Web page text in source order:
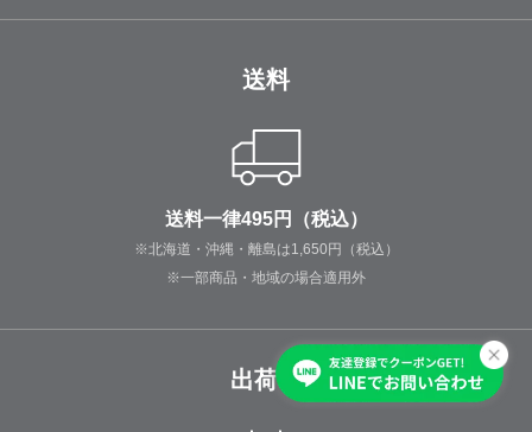
送料
送料一律495円（税込）
※北海道・沖縄・離島は1,650円（税込）
※一部商品・地域の場合適用外
出荷日